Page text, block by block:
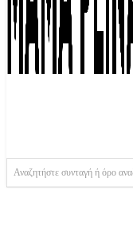
Αναζητήστε συνταγή ή όρο